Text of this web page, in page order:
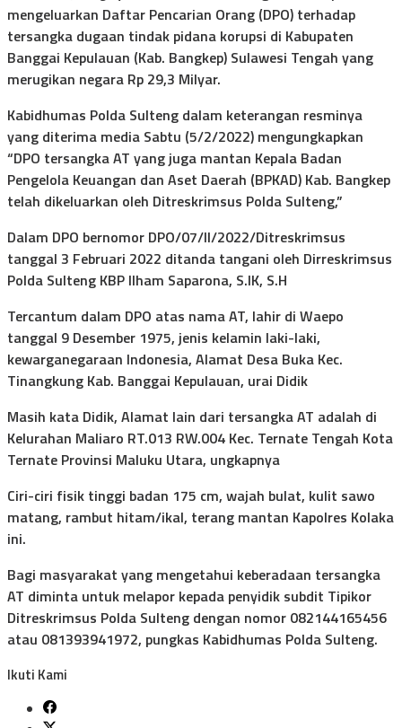
mengeluarkan Daftar Pencarian Orang (DPO) terhadap
tersangka dugaan tindak pidana korupsi di Kabupaten
Banggai Kepulauan (Kab. Bangkep) Sulawesi Tengah yang
merugikan negara Rp 29,3 Milyar.
Kabidhumas Polda Sulteng dalam keterangan resminya
yang diterima media Sabtu (5/2/2022) mengungkapkan
“DPO tersangka AT yang juga mantan Kepala Badan
Pengelola Keuangan dan Aset Daerah (BPKAD) Kab. Bangkep
telah dikeluarkan oleh Ditreskrimsus Polda Sulteng,”
Dalam DPO bernomor DPO/07/II/2022/Ditreskrimsus
tanggal 3 Februari 2022 ditanda tangani oleh Dirreskrimsus
Polda Sulteng KBP Ilham Saparona, S.IK, S.H
Tercantum dalam DPO atas nama AT, lahir di Waepo
tanggal 9 Desember 1975, jenis kelamin laki-laki,
kewarganegaraan Indonesia, Alamat Desa Buka Kec.
Tinangkung Kab. Banggai Kepulauan, urai Didik
Masih kata Didik, Alamat lain dari tersangka AT adalah di
Kelurahan Maliaro RT.013 RW.004 Kec. Ternate Tengah Kota
Ternate Provinsi Maluku Utara, ungkapnya
Ciri-ciri fisik tinggi badan 175 cm, wajah bulat, kulit sawo
matang, rambut hitam/ikal, terang mantan Kapolres Kolaka
ini.
Bagi masyarakat yang mengetahui keberadaan tersangka
AT diminta untuk melapor kepada penyidik subdit Tipikor
Ditreskrimsus Polda Sulteng dengan nomor 082144165456
atau 081393941972, pungkas Kabidhumas Polda Sulteng.
Ikuti Kami